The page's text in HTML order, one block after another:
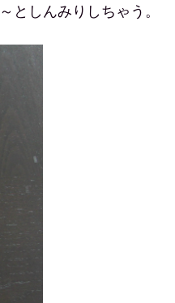
としんみりしちゃう。